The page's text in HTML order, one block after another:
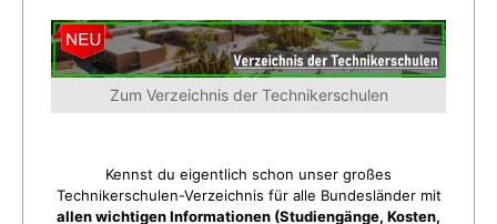
Zum Verzeichnis der Technikerschulen
Kennst du eigentlich schon unser großes
Technikerschulen-Verzeichnis für alle Bundesländer mit
allen wichtigen Informationen (Studiengänge, Kosten,